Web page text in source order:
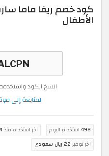
كود خصم ريفا ماما
الأطفال
انسخ الكود واستخدمه
المتابعة إلى
498 استخدام اليوم اخر استخدام منذ4 ساعة
اخر توفير 22 ريال سعودي